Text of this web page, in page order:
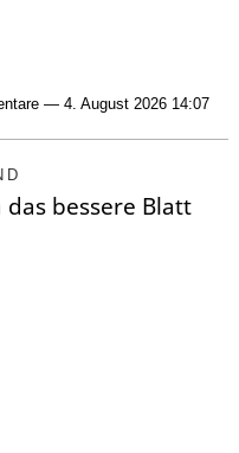
— 4. August 2026 14:07
bessere Blatt